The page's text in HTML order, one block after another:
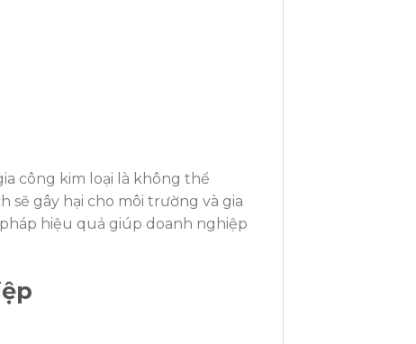
công kim loại là không thể
gây hại cho môi trường và gia
hiệu quả giúp doanh nghiệp